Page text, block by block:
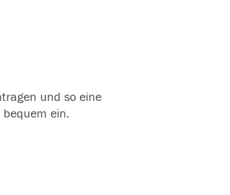
und so eine
ein.